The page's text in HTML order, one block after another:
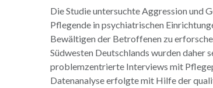
Die Studie untersuchte Aggression und
Pflegende in psychiatrischen
Bewältigen der Betroffenen zu
Südwesten Deutschlands wurden daher
problemzentrierte Interviews mit
Datenanalyse erfolgte mit Hilfe der